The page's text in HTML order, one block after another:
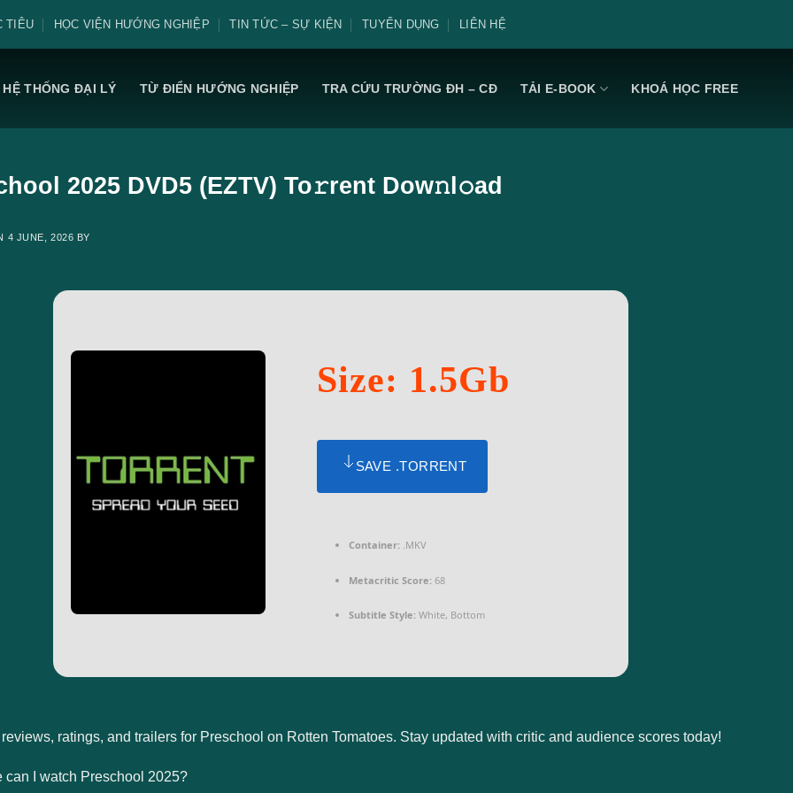
TIÊU HỌC VIỆN HƯỚNG NGHIỆP TIN TỨC – SỰ KIỆN TUYỂN DỤNG LIÊN HỆ
HỆ THỐNG ĐẠI LÝ TỪ ĐIỂN HƯỚNG NGHIỆP TRA CỨU TRƯỜNG ĐH – CĐ TẢI E-BOOK KHOÁ HỌC FREE
2025 DVD5 (EZTV) To𝚛rent Dow𝚗l𝚘ad
4 JUNE, 2026 BY
Size: 1.5Gb
SAVE .TORRENT
Container:.MKV
Metacritic Score:68
Subtitle Style:White, Bottom
ratings, and trailers for Preschool on Rotten Tomatoes. Stay updated with critic and audience scores today!
can I watch Preschool 2025?